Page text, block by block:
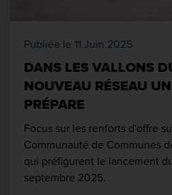
Publiée le 11 Juin 2025
DANS LES VALLONS
NOUVEAU RÉSEAU
PRÉPARE
Focus sur les renforts d'offre
Communauté de Communes
qui préfigurent le lancement
septembre 2025.